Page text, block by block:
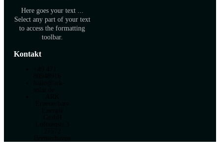
Here goes your text ...
Select any part of your text
to access the formatting
toolbar.
Kontakt